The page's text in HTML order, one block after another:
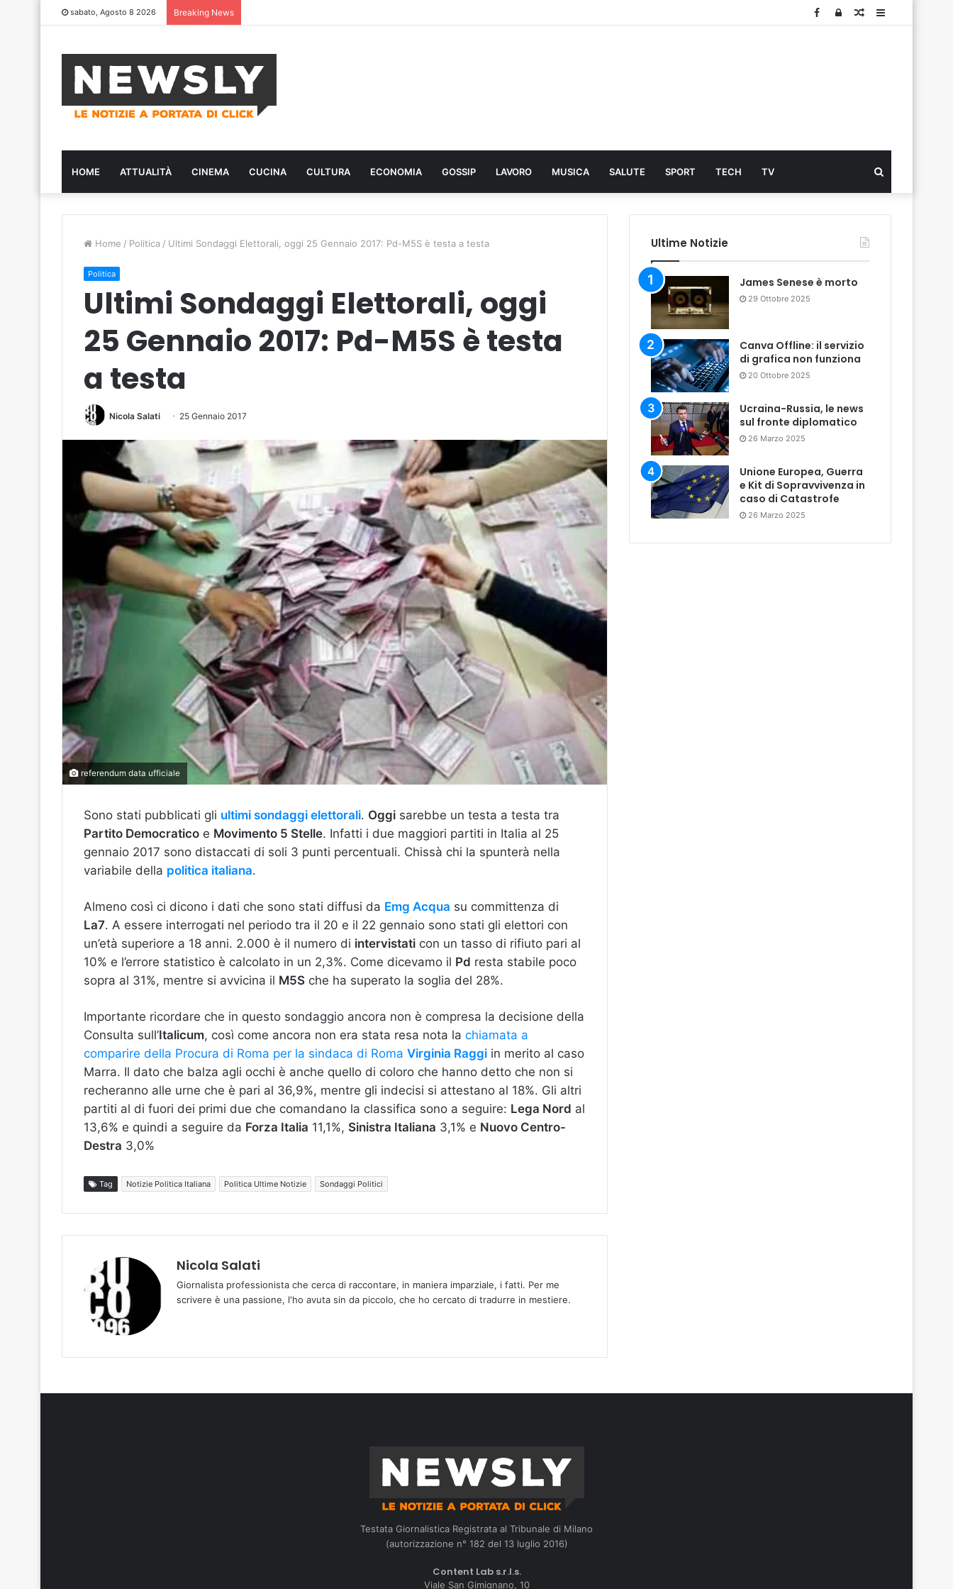
sabato, Agosto 8 2026 Breaking News Sidebar
Articolo
Log
Facebook
HOME ATTUALITÀ CINEMA CUCINA CULTURA ECONOMIA GOSSIP LAVORO MUSICA SALUTE SPORT TECH TV
...
Home / Politica / Ultimi Sondaggi Elettorali, oggi 25 Gennaio 2017: Pd-M5S è testa a testa
Politica
Ultimi Sondaggi Elettorali, oggi
25 Gennaio 2017: Pd-M5S è testa
a testa
Nicola Salati 25 Gennaio 2017
referendum data ufficiale
Sono stati pubblicati gli ultimi sondaggi elettorali. Oggi sarebbe un testa a testa tra
Partito Democratico e Movimento 5 Stelle. Infatti i due maggiori partiti in Italia al 25
gennaio 2017 sono distaccati di soli 3 punti percentuali. Chissà chi la spunterà nella
variabile della politica italiana.
Almeno così ci dicono i dati che sono stati diffusi da Emg Acqua su committenza di
La7. A essere interrogati nel periodo tra il 20 e il 22 gennaio sono stati gli elettori con
un’età superiore a 18 anni. 2.000 è il numero di intervistati con un tasso di rifiuto pari al
10% e l’errore statistico è calcolato in un 2,3%. Come dicevamo il Pd resta stabile poco
sopra al 31%, mentre si avvicina il M5S che ha superato la soglia del 28%.
Importante ricordare che in questo sondaggio ancora non è compresa la decisione della
Consulta sull’Italicum, così come ancora non era stata resa nota la chiamata a
comparire della Procura di Roma per la sindaca di Roma Virginia Raggi in merito al caso
Marra. Il dato che balza agli occhi è anche quello di coloro che hanno detto che non si
recheranno alle urne che è pari al 36,9%, mentre gli indecisi si attestano al 18%. Gli altri
partiti al di fuori dei primi due che comandano la classifica sono a seguire: Lega Nord al
13,6% e quindi a seguire da Forza Italia 11,1%, Sinistra Italiana 3,1% e Nuovo Centro-
Destra 3,0%
Tag Notizie Politica Italiana Politica Ultime Notizie Sondaggi Politici
Nicola Salati
Giornalista professionista che cerca di raccontare, in maniera imparziale, i fatti. Per me
scrivere è una passione, l'ho avuta sin da piccolo, che ho cercato di tradurre in mestiere.
Ultime Notizie
James Senese è morto
29 Ottobre 2025
Canva Offline: il servizio
di grafica non funziona
20 Ottobre 2025
Ucraina-Russia, le news
sul fronte diplomatico
26 Marzo 2025
Unione Europea, Guerra
e Kit di Sopravvivenza in
caso di Catastrofe
26 Marzo 2025
Testata Giornalistica Registrata al Tribunale di Milano
(autorizzazione n° 182 del 13 luglio 2016)
Content Lab s.r.l.s.
Viale San Gimignano, 10